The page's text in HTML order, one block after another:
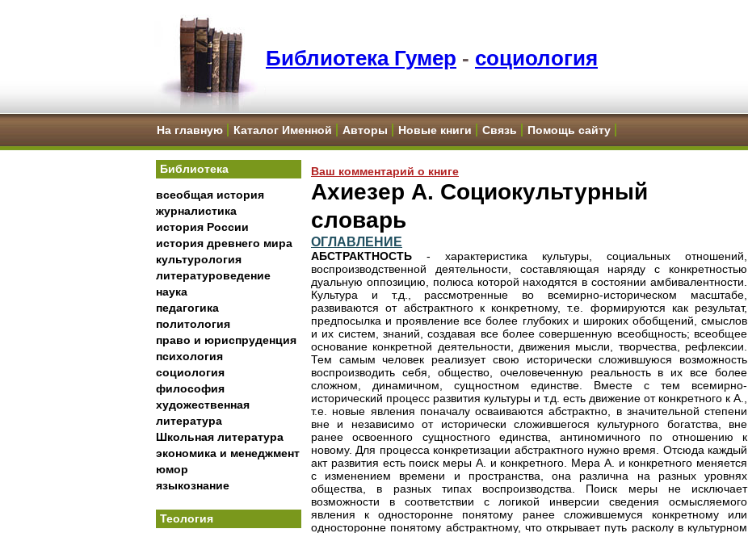
Библиотека Гумер - социология
На главную Каталог Именной Авторы Новые книги Связь Помощь сайту
Библиотека
всеобщая история
журналистика
история России
история древнего мира
культурология
литературоведение
наука
педагогика
политология
право и юриспруденция
психология
социология
философия
художественная
литература
Школьная литература
экономика и менеджмент
юмор
языкознание
Теология
Ваш комментарий о книге
Ахиезер А. Социокультурный
словарь
ОГЛАВЛЕНИЕ
АБСТРАКТНОСТЬ - характеристика культуры, социальных отношений,
воспроизводственной деятельности, составляющая наряду с конкретностью
дуальную оппозицию, полюса которой находятся в состоянии амбивалентности.
Культура и т.д., рассмотренные во всемирно-историческом масштабе,
развиваются от абстрактного к конкретному, т.е. формируются как результат,
предпосылка и проявление все более глубоких и широких обобщений, смыслов
и их систем, знаний, создавая все более совершенную всеобщность; всеобщее
основание конкретной деятельности, движения мысли, творчества, рефлексии.
Тем самым человек реализует свою исторически сложившуюся возможность
воспроизводить себя, общество, очеловеченную реальность в их все более
сложном, динамичном, сущностном единстве. Вместе с тем всемирно-
исторический процесс развития культуры и т.д. есть движение от конкретного к А.,
т.е. новые явления поначалу осваиваются абстрактно, в значительной степени
вне и независимо от исторически сложившегося культурного богатства, вне
ранее освоенного сущностного единства, антиномичного по отношению к
новому. Для процесса конкретизации абстрактного нужно время. Отсюда каждый
акт развития есть поиск меры А. и конкретного. Мера А. и конкретного меняется
с изменением времени и пространства, она различна на разных уровнях
общества, в разных типах воспроизводства. Поиск меры не исключает
возможности в соответствии с логикой инверсии сведения осмысляемого
явления к односторонне понятому ранее сложившемуся конкретному или
односторонне понятому абстрактному, что открывает путь расколу в культурном